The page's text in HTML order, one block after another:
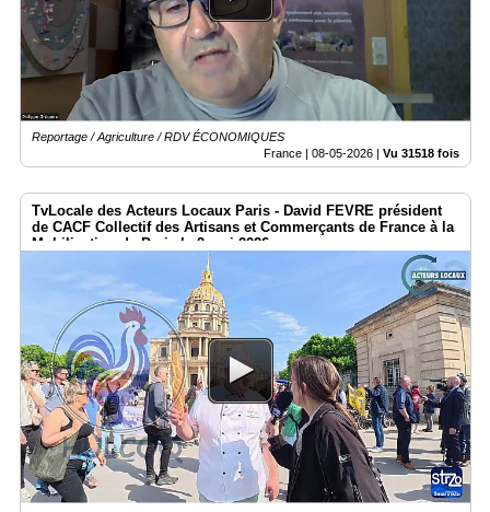
Reportage / Agriculture / RDV ÉCONOMIQUES
France | 08-05-2026 | Vu 31518 fois
TvLocale des Acteurs Locaux Paris - David FEVRE président
de CACF Collectif des Artisans et Commerçants de France à la
Mobilisation de Paris le 2 mai 2026